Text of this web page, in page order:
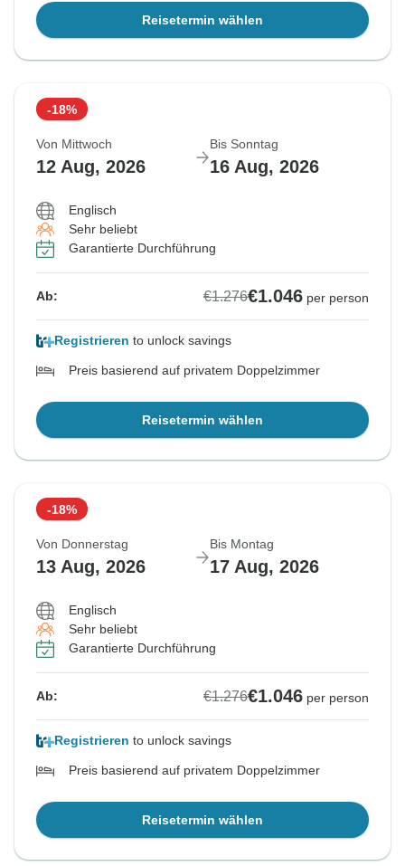
Reisetermin wählen
-18%
Von Mittwoch
12 Aug, 2026
Bis Sonntag
16 Aug, 2026
Englisch
Sehr beliebt
Garantierte Durchführung
Ab: €1.276€1.046 per person
Registrieren to unlock savings
Preis basierend auf privatem Doppelzimmer
Reisetermin wählen
-18%
Von Donnerstag
13 Aug, 2026
Bis Montag
17 Aug, 2026
Englisch
Sehr beliebt
Garantierte Durchführung
Ab: €1.276€1.046 per person
Registrieren to unlock savings
Preis basierend auf privatem Doppelzimmer
Reisetermin wählen